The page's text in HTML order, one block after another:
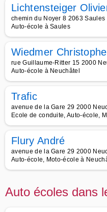
Lichtensteiger
chemin du Noyer 8 2063
Auto-école à Saules
Wiedmer Christophe
rue Guillaume-Ritter 15 2000
Auto-école à Neuchâtel
Trafic
avenue de la Gare 29 2000
Ecole de conduite, Auto-école,
Flury André
avenue de la Gare 29 2000
Auto-école, Moto-école à
Auto écoles dans